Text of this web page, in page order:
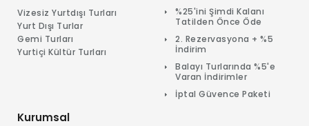
Vizesiz Yurtdışı Turları
Yurt Dışı Turlar
Gemi Turları
Yurtiçi Kültür Turları
%25'ini Şimdi Kalanı
Tatilden Önce Öde
2. Rezervasyona + %5
İndirim
Balayı Turlarında %5'e
Varan İndirimler
İptal Güvence Paketi
Kurumsal